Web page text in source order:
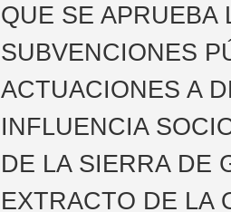
QUE SE APRUEBA
SUBVENCIONES
ACTUACIONES A
INFLUENCIA
DE LA SIERRA DE
EXTRACTO DE LA